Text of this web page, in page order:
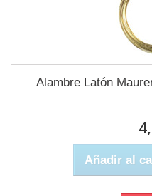
Alambre Latón
Añadir al